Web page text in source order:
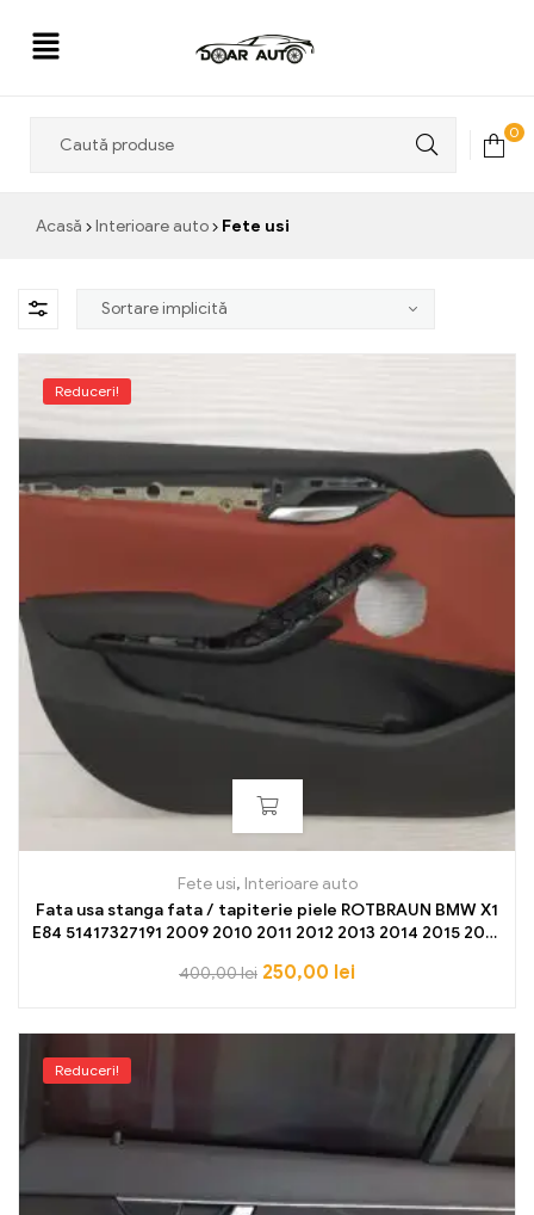
0
Acasă Interioare auto Fete usi
Reduceri!
Fete usi, Interioare auto
Fata usa stanga fata / tapiterie piele ROTBRAUN BMW X1
E84 51417327191 2009 2010 2011 2012 2013 2014 2015 2016
400,00lei 250,00 lei
Reduceri!